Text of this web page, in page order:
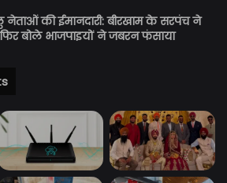
की ईमानदारी: बीरखाम के सरपंच ने
बोले भाजपाइयों ने जबरन फंसाया